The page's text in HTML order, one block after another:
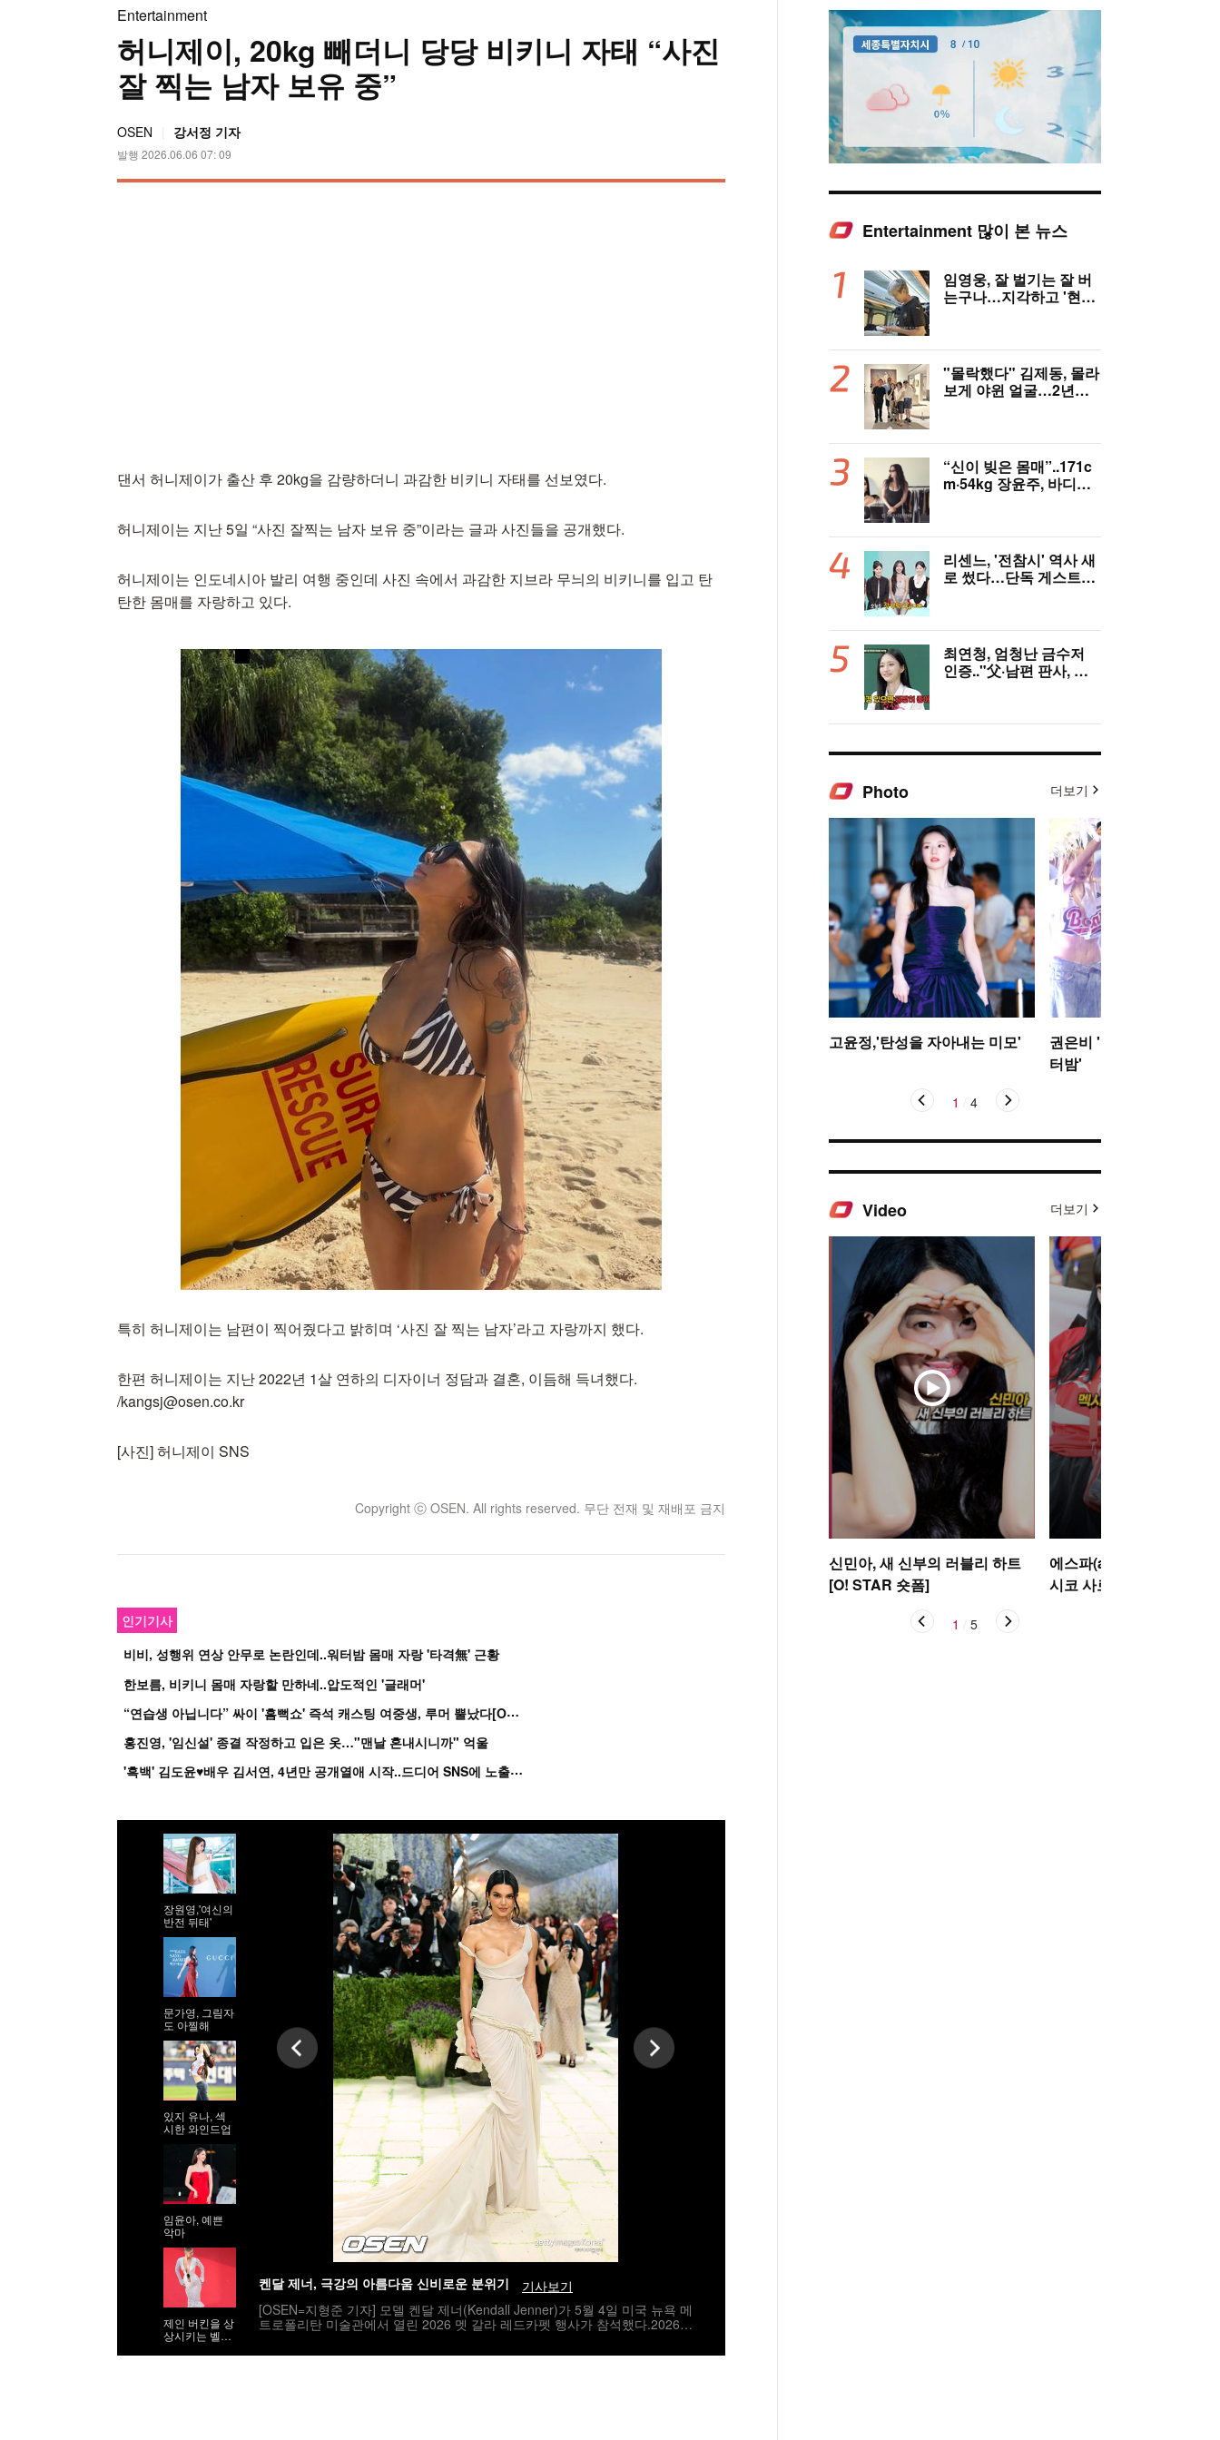
Entertainment
허니제이, 20kg 빼더니 당당 비키니 자태 “사진
잘 찍는 남자 보유 중”
OSEN 강서정 기자
발행 2026.06.06 07: 09
댄서 허니제이가 출산 후 20kg을 감량하더니 과감한 비키니 자태를 선보였다.
허니제이는 지난 5일 “사진 잘찍는 남자 보유 중”이라는 글과 사진들을 공개했다.
허니제이는 인도네시아 발리 여행 중인데 사진 속에서 과감한 지브라 무늬의 비키니를 입고 탄
탄한 몸매를 자랑하고 있다.
특히 허니제이는 남편이 찍어줬다고 밝히며 ‘사진 잘 찍는 남자’라고 자랑까지 했다.
한편 허니제이는 지난 2022년 1살 연하의 디자이너 정담과 결혼, 이듬해 득녀했다.
/kangsj@osen.co.kr
[사진] 허니제이 SNS
Copyright ⓒ OSEN. All rights reserved. 무단 전재 및 재배포 금지
인기기사
비비, 성행위 연상 안무로 논란인데..워터밤 몸매 자랑 '타격無' 근황
한보름, 비키니 몸매 자랑할 만하네..압도적인 '글래머'
“
연습생 아닙니다” 싸이 '흠뻑쇼' 즉석 캐스팅 여중생, 루머 뿔났다[Oh!쎈 이...
홍진영, '임신설' 종결 작정하고 입은 옷…"맨날 혼내시니까" 억울
'
흑백' 김도윤♥배우 김서연, 4년만 공개열애 시작..드디어 SNS에 노출 [핫피...
장원영,'여신의
반전 뒤태'
문가영, 그림자
도 아찔해
있지 유나, 섹
시한 와인드업
임윤아, 예쁜
악마
제인 버킨을 상
상시키는 벨라
켄달 제너, 극강의 아름다움 신비로운 분위기
기사보기
[OSEN=지형준 기자] 모델 켄달 제너(Kendall Jenner)가 5월 4일 미국 뉴욕 메
트로폴리탄 미술관에서 열린 2026 멧 갈라 레드카펫 행사가 참석했다.2026
yimages(무단전재 및 재배포 금지)
Mute
Entertainment 많이 본 뉴스
임영웅, 잘 벌기는 잘 버
는구나…지각하고 '현금
"몰락했다" 김제동, 몰라
보게 야윈 얼굴…2년째
“신이 빚은 몸매”..171c
m·54kg 장윤주, 바디수
리센느, '전참시' 역사 새
로 썼다…단독 게스트
최연청, 엄청난 금수저
인증.."父·남편 판사, 언
Photo 더보기
고윤정,'탄성을 자아내는 미모'
권은비 '야구장 더위 날리
터밤'
1 4
Video 더보기
신민아, 새 신부의 러블리 하트
[O! STAR 숏폼]
에스파(aespa) 카리나-윈
시코 사로잡은 태극기 여
1 5